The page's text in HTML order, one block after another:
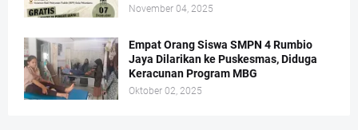
November 04, 2025
Empat Orang Siswa SMPN 4 Rumbio
Jaya Dilarikan ke Puskesmas, Diduga
Keracunan Program MBG
Oktober 02, 2025